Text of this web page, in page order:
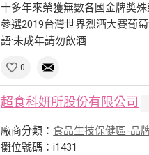
十多年來榮獲無數各國金牌奬
參選2019台灣世界烈酒大賽葡
語:未成年請勿飲酒
0
超食科妍所股份有限公司
廠商分類： 食品生技保健區-品
攤位號碼：i1431